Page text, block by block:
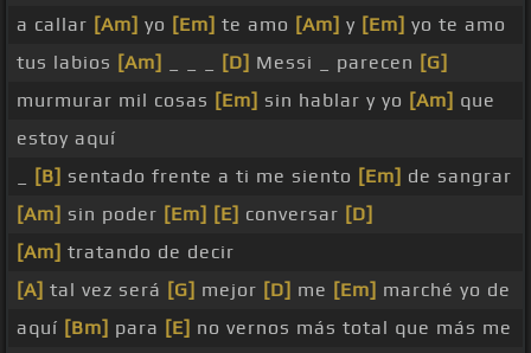
a callar [Am] yo [Em] te amo [Am] y [Em] yo te amo
tus labios [Am] [D] Messi _ parecen [G]
murmurar mil cosas [Em] sin hablar y yo [Am] que
estoy aquí
[B] sentado frente a ti me siento [Em] de sangrar
[Am] sin poder [Em] [E] conversar [D]
[Am] tratando de decir
[A] tal vez será [G] mejor [D] me [Em] marché yo de
aquí [Bm] para [E] no vernos más total que más me